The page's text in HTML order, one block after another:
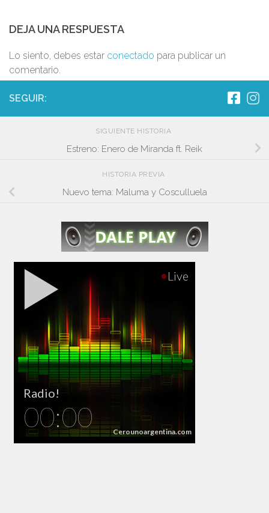
DEJA UNA RESPUESTA
Lo siento, debes estar conectado para publicar un
comentario.
SEGUIR:
SIGUIENTE HISTORIA
Estreno: Enero de Miranda ft. Reik
HISTORIA PREVIA
Nuevo tema: Maluma y Cosculluela